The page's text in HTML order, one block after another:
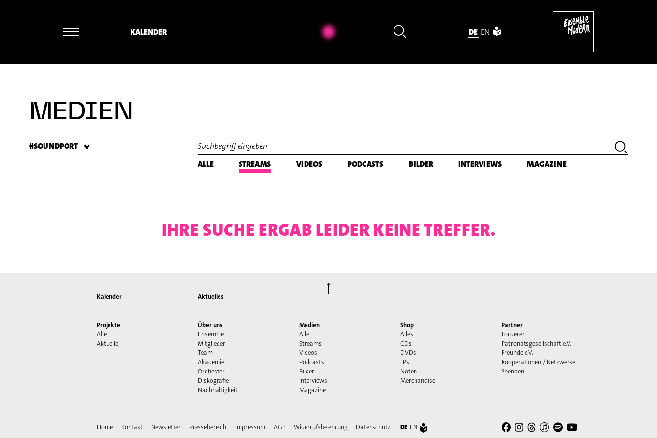
KALENDER DE EN
MEDIEN
#SOUNDPORT
ALLE
STREAMS VIDEOS PODCASTS BILDER INTERVIEWS MAGAZINE
IHRE SUCHE ERGAB LEIDER KEINE TREFFER.
Kalender Aktuelles
⟶
Projekte
Alle
Aktuelle
Über uns
Ensemble
Mitglieder
Team
Akademie
Orchester
Diskografie
Nachhaltigkeit
Medien
Alle
Streams
Videos
Podcasts
Bilder
Interviews
Magazine
Shop
Alles
CDs
DVDs
LPs
Noten
Merchandise
Partner
Förderer
Patronatsgesellschaft e.V.
Freunde e.V.
Kooperationen / Netzwerke
Spenden
Home Kontakt Newsletter Pressebereich Impressum AGB Widerrufsbelehrung Datenschutz DE EN